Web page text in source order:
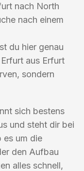
nach North
nach einem
du hier genau
aus Erfurt
sondern
sich bestens
und steht dir bei
es um die
den Aufbau
alles schnell,